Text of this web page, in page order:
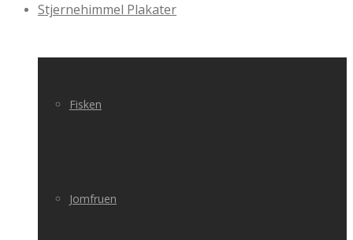
Stjernehimmel Plakater
Fisken
Jomfruen